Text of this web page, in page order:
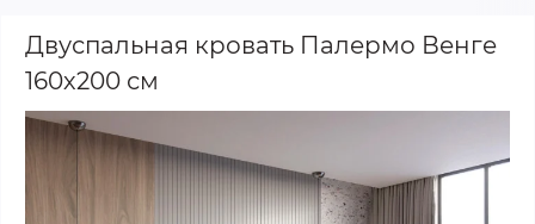
Двуспальная кровать Палермо Венге
160х200 см